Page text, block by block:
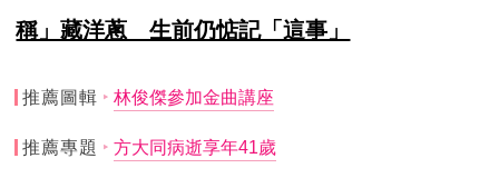
稱」藏洋蔥 生前仍惦記「這事」
推薦圖輯 林俊傑參加金曲講座
推薦專題 方大同病逝享年41歲